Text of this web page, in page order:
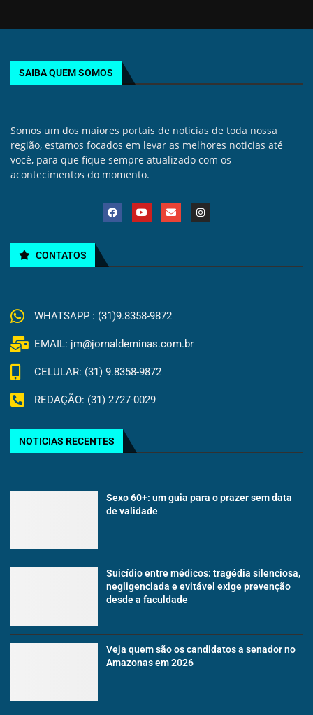
SAIBA QUEM SOMOS
Somos um dos maiores portais de noticias de toda nossa
região, estamos focados em levar as melhores noticias até
você, para que fique sempre atualizado com os
acontecimentos do momento.
CONTATOS
WHATSAPP : (31)9.8358-9872
EMAIL: jm@jornaldeminas.com.br
CELULAR: (31) 9.8358-9872
REDAÇÃO: (31) 2727-0029
NOTICIAS RECENTES
Sexo 60+: um guia para o prazer sem data
de validade
Suicídio entre médicos: tragédia silenciosa,
negligenciada e evitável exige prevenção
desde a faculdade
Veja quem são os candidatos a senador no
Amazonas em 2026